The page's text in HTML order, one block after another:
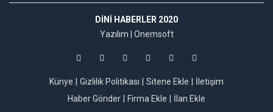
DINI HABERLER 2020
Yazılım | Onemsoft
Künye Gizlilik Politikası Sitene Ekle
İletişim
Haber Gönder
Firma Ekle İlan Ekle